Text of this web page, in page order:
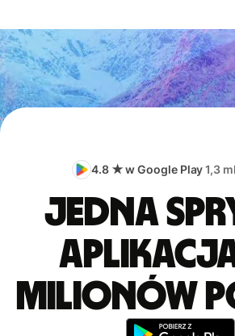
4.8 ★ w Google Play1,3
Jedna
milionów